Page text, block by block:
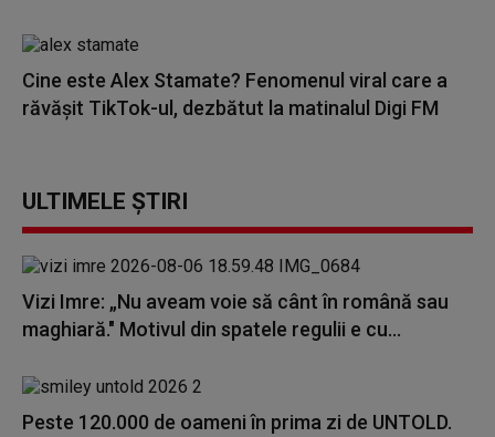
Cine este Alex Stamate? Fenomenul viral care a
răvășit TikTok-ul, dezbătut la matinalul Digi FM
ULTIMELE ȘTIRI
Vizi Imre: „Nu aveam voie să cânt în română sau
maghiară." Motivul din spatele regulii e cu...
Peste 120.000 de oameni în prima zi de UNTOLD.